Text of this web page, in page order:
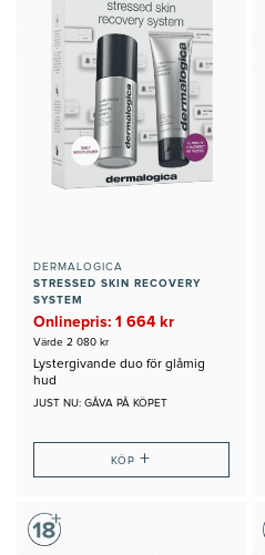
DERMALOGICA
STRESSED SKIN RECOVERY
SYSTEM
Onlinepris: 1 664 kr
Värde 2 080 kr
Lystergivande duo för glåmig
hud
JUST NU: GÅVA PÅ KÖPET
KÖP+